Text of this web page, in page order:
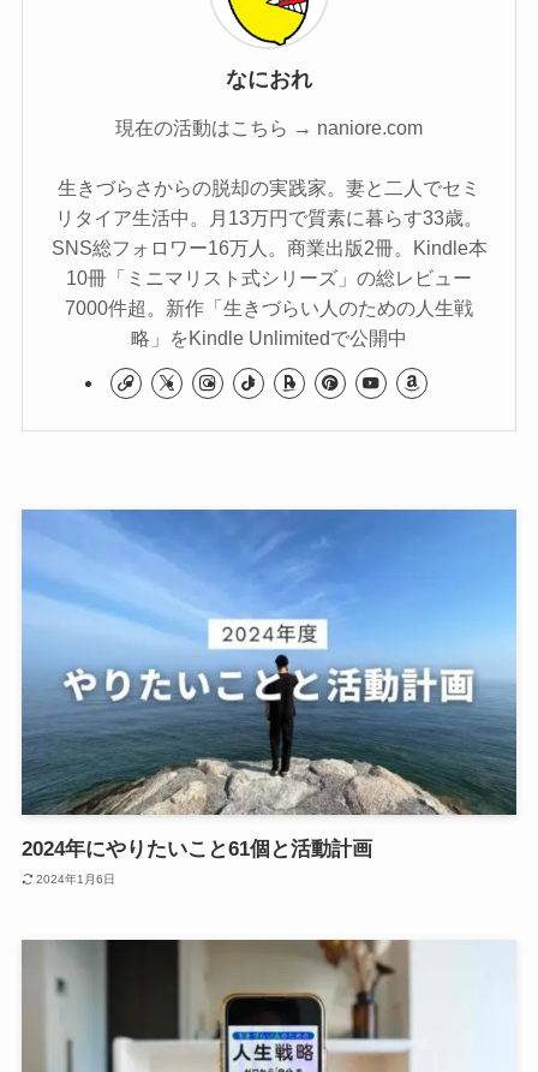
なにおれ
現在の活動はこちら → naniore.com
生きづらさからの脱却の実践家。妻と二人でセミ
リタイア生活中。月13万円で質素に暮らす33歳。
SNS総フォロワー16万人。商業出版2冊。Kindle本
10冊「ミニマリスト式シリーズ」の総レビュー
7000件超。新作「生きづらい人のための人生戦
略」をKindle Unlimitedで公開中
2024年にやりたいこと61個と活動計画
2024年1月6日